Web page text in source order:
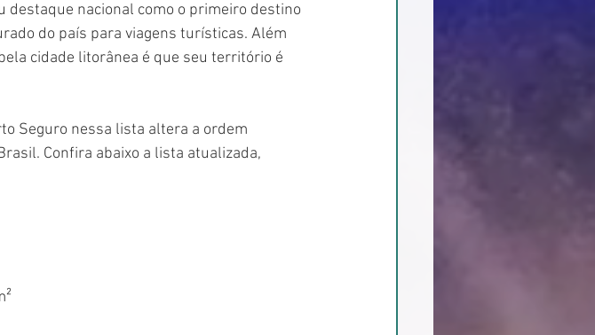
destaque nacional como o primeiro destino
do país para viagens turísticas. Além
cidade litorânea é que seu território é
Seguro nessa lista altera a ordem
Confira abaixo a lista atualizada,